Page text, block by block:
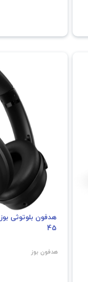
45
هدفون بوز